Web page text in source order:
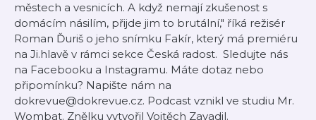
městech a vesnicích. A když nemají zkušenost s
domácím násilím, přijde jim to brutální," říká režisér
Roman Ďuriš o jeho snímku Fakír, který má premiéru
na Ji.hlavě v rámci sekce Česká radost. Sledujte nás
na ⁠Facebooku a ⁠Instagramu⁠. Máte dotaz nebo
připomínku? Napište nám na
⁠⁠dokrevue@dokrevue.cz⁠. ⁠Podcast vznikl ve studiu Mr.
Wombat. Znělku vytvořil Vojtěch Zavadil.